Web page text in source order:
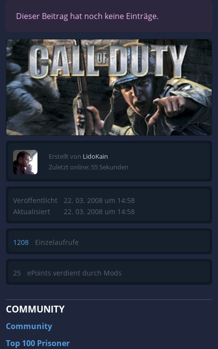
Dieser Beitrag hat noch keine Einträge.
Erstellt von LidoKain
Zuletzt online: 55 Sekunden
Veröffentlicht
Aktualisiert
22. 03. 2008 um 14:58
22. 03. 2008 um 14:58
1208 Einzelaufrufe
25 ePoints verdient durch Mods
COMMUNITY
Community
Top 100 Prisoner